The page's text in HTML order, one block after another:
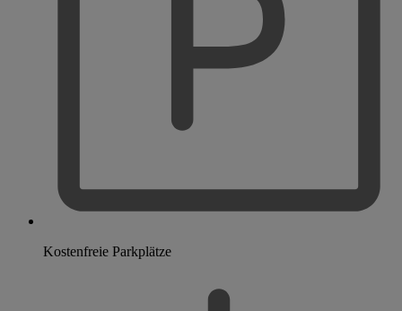
Kostenfreie Parkplätze